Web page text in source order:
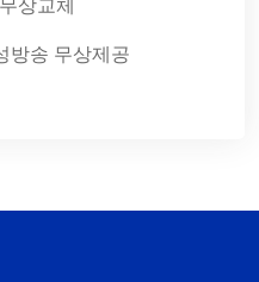
상교체
방송 무상제공